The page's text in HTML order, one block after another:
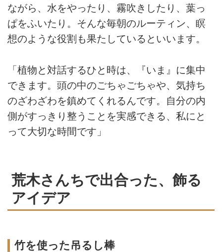
ながら、水をやったり、霧吹きしたり、葉っ
ぱをふいたり。そんな毎朝のルーティン、瞑
想のような役割も果たしているといいます。
「植物と対話するひと時は、『いま』に集中
できます。頭の中のごちゃごちゃや、気持ち
のざわざわを鎮めてくれるんです。自分の内
側がすっきり整うことを実感できる、私にと
って大切な時間です」
荒木さんちで出合った、飾る
アイデア
竹を使った吊るし棒